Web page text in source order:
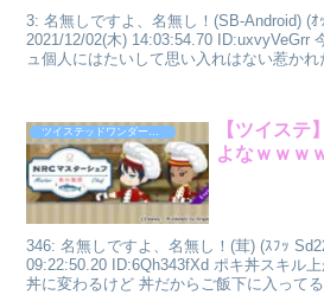
3: 名無しですよ、名無し！(SB-Android) (ｵ
2021/12/02(木) 14:03:54.70 ID:uxvyVeGrr
ュ個人にはたいして思い入れはない惹かれ
【ツイステ
よなｗｗｗ
346: 名無しですよ、名無し！(茸) (ｽﾌｯ
09:22:50.20 ID:6Qh343fXd ポキ丼スキル
丼に変わるけど 丼だからご飯下に入って